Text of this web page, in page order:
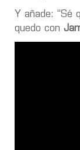
Y añade: “Sé
quedo con